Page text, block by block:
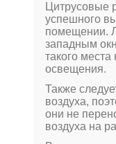
Цитрусовые
успешного
помещении.
западным
такого
освещения.
Также
воздуха,
они не
воздуха на